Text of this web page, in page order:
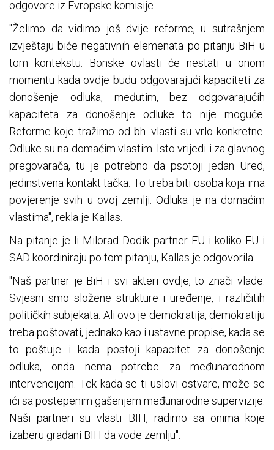
odgovore iz Evropske komisije.
"Želimo da vidimo još dvije reforme, u sutrašnjem
izvještaju biće negativnih elemenata po pitanju BiH u
tom kontekstu. Bonske ovlasti će nestati u onom
momentu kada ovdje budu odgovarajući kapaciteti za
donošenje odluka, međutim, bez odgovarajućih
kapaciteta za donošenje odluke to nije moguće.
Reforme koje tražimo od bh. vlasti su vrlo konkretne.
Odluke su na domaćim vlastim. Isto vrijedi i za glavnog
pregovarača, tu je potrebno da psotoji jedan Ured,
jedinstvena kontakt tačka. To treba biti osoba koja ima
povjerenje svih u ovoj zemlji. Odluka je na domaćim
vlastima", rekla je Kallas.
Na pitanje je li Milorad Dodik partner EU i koliko EU i
SAD koordiniraju po tom pitanju, Kallas je odgovorila:
"Naš partner je BiH i svi akteri ovdje, to znači vlade.
Svjesni smo složene strukture i uređenje, i različitih
političkih subjekata. Ali ovo je demokratija, demokratiju
treba poštovati, jednako kao i ustavne propise, kada se
to poštuje i kada postoji kapacitet za donošenje
odluka, onda nema potrebe za međunarodnom
intervencijom. Tek kada se ti uslovi ostvare, može se
ići sa postepenim gašenjem međunarodne supervizije.
Naši partneri su vlasti BIH, radimo sa onima koje
izaberu građani BIH da vode zemlju".